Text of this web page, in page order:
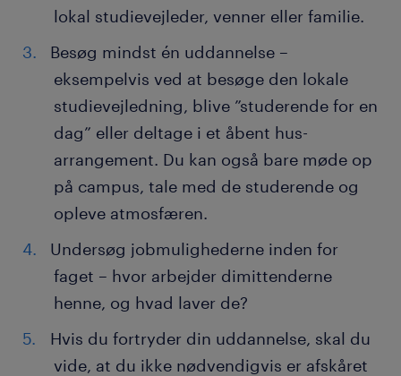
lokal studievejleder, venner eller familie.
Besøg mindst én uddannelse –
eksempelvis ved at besøge den lokale
studievejledning, blive ”studerende for en
dag” eller deltage i et åbent hus-
arrangement. Du kan også bare møde op
på campus, tale med de studerende og
opleve atmosfæren.
Undersøg jobmulighederne inden for
faget – hvor arbejder dimittenderne
henne, og hvad laver de?
Hvis du fortryder din uddannelse, skal du
vide, at du ikke nødvendigvis er afskåret